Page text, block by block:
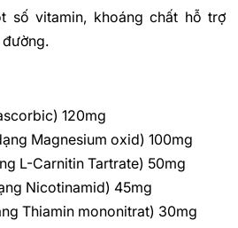
số vitamin, khoáng chất hỗ trợ
120mg
Magnesium oxid) 100mg
L-Carnitin Tartrate) 50mg
Nicotinamid) 45mg
Thiamin mononitrat) 30mg